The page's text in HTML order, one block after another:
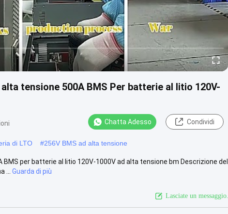
tensione 500A BMS Per batterie al litio 120V-
Chatta Adesso Condividi
di LTO #256V BMS ad alta tensione
per batterie al litio 120V-1000V ad alta tensione bm Descrizione del
Guarda di più
Lasciate un messaggio.